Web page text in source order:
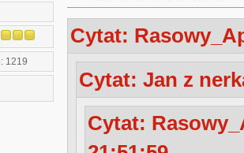
1219
Cytat:
Cytat: Jan z
Cytat: